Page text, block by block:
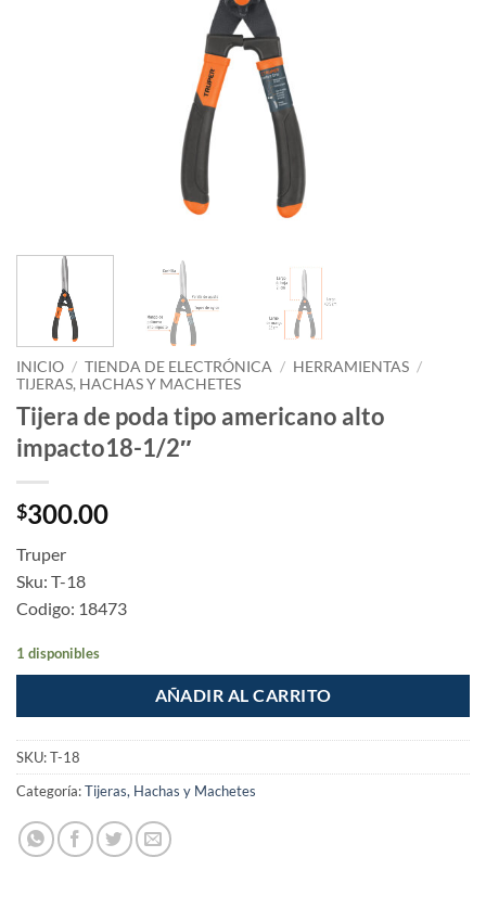
INICIO / TIENDA DE ELECTRÓNICA / HERRAMIENTAS /
TIJERAS, HACHAS Y MACHETES
Tijera de poda tipo americano alto
impacto18-1/2″
$300.00
Truper
Sku: T-18
Codigo: 18473
1 disponibles
AÑADIR AL CARRITO
SKU:T-18
Categoría:Tijeras, Hachas y Machetes